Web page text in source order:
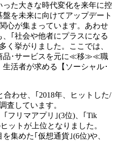
た大きな時代変化を来年に控
を未来に向けてアップデート
心が集まっています。あわせ
｢社会や他者にプラスになる
く挙がりました。ここでは、
品･サービスを元に≪移≫≪職
者が求める【ソーシャル･
合わせ、｢2018年、ヒットした/
査しています。
｢フリマアプリ｣(3位)、｢Tik
ットが上位となりました。
集めた｢仮想通貨｣(6位)や、